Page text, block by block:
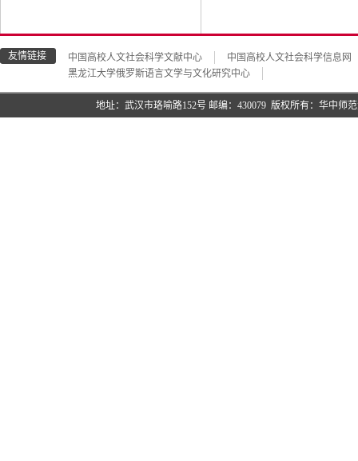
友情链接 中国高校人文社会科学文献中心
中国高校人文社会科学信息网
黑龙江大学俄罗斯语言文学与文化研究中心
地址：武汉市珞喻路152号 邮编：430079 版权所有：华中师